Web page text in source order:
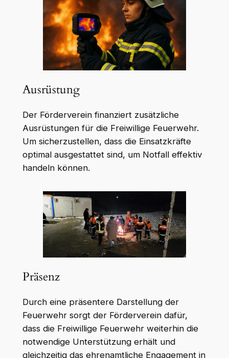
Ausrüstung
Der Förderverein finanziert zusätzliche
Ausrüstungen für die Freiwillige Feuerwehr.
Um sicherzustellen, dass die Einsatzkräfte
optimal ausgestattet sind, um Notfall effektiv
handeln können.
Präsenz
Durch eine präsentere Darstellung der
Feuerwehr sorgt der Förderverein dafür,
dass die Freiwillige Feuerwehr weiterhin die
notwendige Unterstützung erhält und
gleichzeitig das ehrenamtliche Engagement in